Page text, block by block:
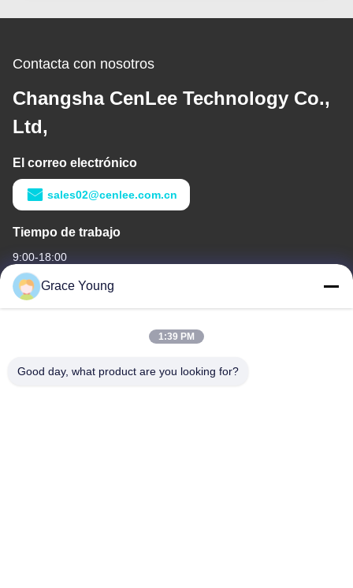
Contacta con nosotros
Changsha CenLee Technology Co.,
Ltd,
El correo electrónico
sales02@cenlee.com.cn
Tiempo de trabajo
9:00-18:00
Nuestra dirección
No. 229 Tongzipo West Road, Zona de Desarrollo de Alta
Grace Young
1:39 PM
Good day, what product are you looking for?